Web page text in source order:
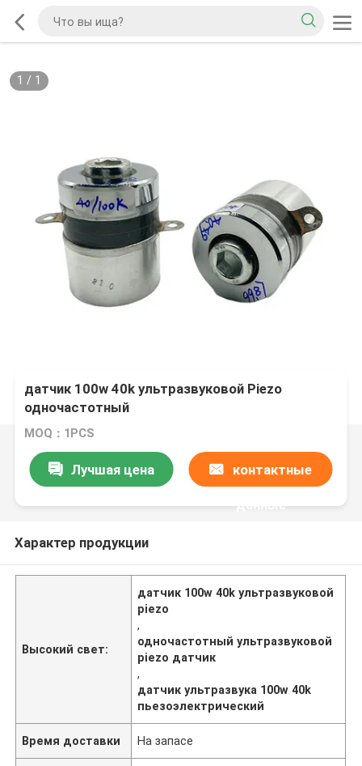
1 / 1
датчик 100w 40k ультразвуковой Piezo
одночастотный
MOQ：1PCS
Лучшая цена контактные
данные
Характер продукции
Высокий свет:
датчик 100w 40k ультразвуковой
piezo
,
одночастотный ультразвуковой
piezo датчик
,
датчик ультразвука 100w 40k
пьезоэлектрический
Время доставки На запасе